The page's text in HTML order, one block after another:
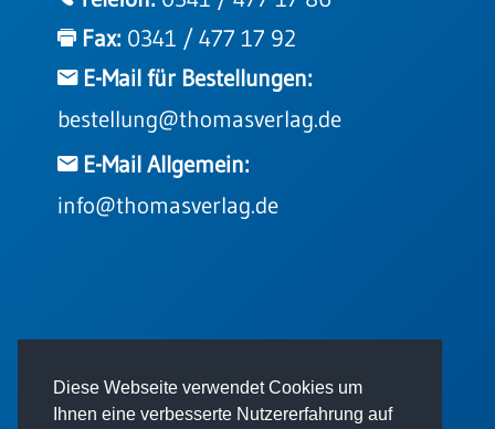
Diese Webseite verwendet Cookies um
Ihnen eine verbesserte Nutzererfahrung auf
Fax: 0341 / 477 17 92
E-Mail für Bestellungen:
bestellung@thomasverlag.de
E-Mail Allgemein:
info@thomasverlag.de